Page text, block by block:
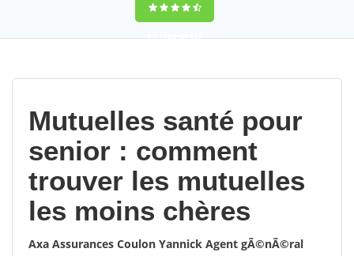
9,2(100%)452
Mutuelles santé pour
senior : comment
trouver les mutuelles
les moins chères
Axa Assurances Coulon Yannick Agent gÃ©nÃ©ral